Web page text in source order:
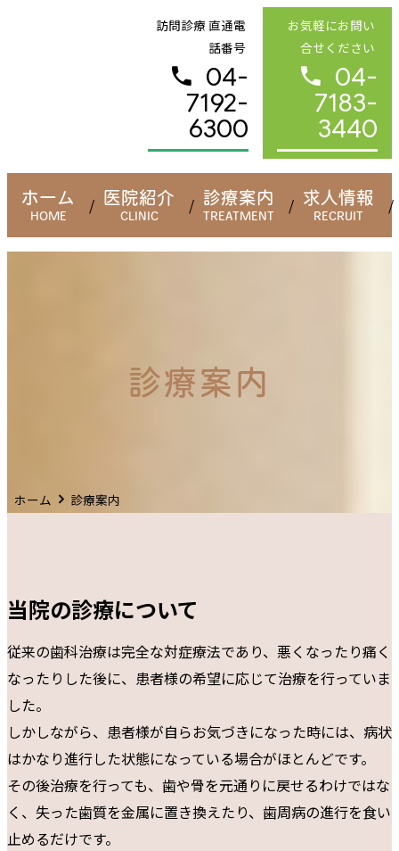
ホー
医院
ご挨拶
スタ
診療
お問
診
訪問診療 直通電
話番号
04-
7192-
6300
お気軽にお問い
合せください
04-
7183-
3440
ホーム 医院紹介 診療案内 求人情報
診療案内
ホーム 診療案内
当院の診療について
従来の歯科治療は完全な対症療法であり、悪くなったり痛く
なったりした後に、患者様の希望に応じて治療を行っていま
した。
しかしながら、患者様が自らお気づきになった時には、病状
はかなり進行した状態になっている場合がほとんどです。
その後治療を行っても、歯や骨を元通りに戻せるわけではな
く、失った歯質を金属に置き換えたり、歯周病の進行を食い
止めるだけです。